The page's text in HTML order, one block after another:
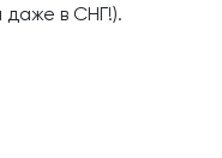
в СНГ!).